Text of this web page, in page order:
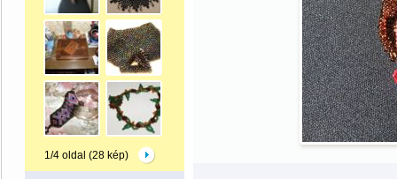
1/4 oldal (28 kép)